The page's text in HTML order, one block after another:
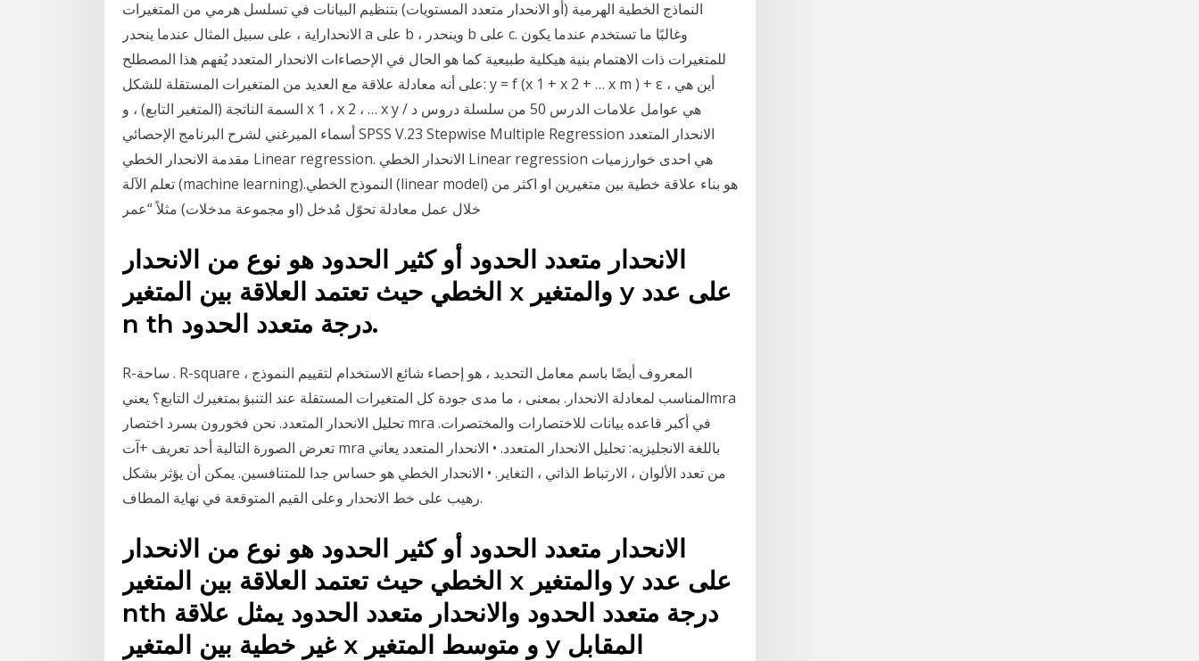
النماذج الخطية الهرمية (أو الانحدار متعدد المستويات) بتنظيم البيانات في تسلسل هرمي من المتغيرات
الانحداراية ، على سبيل المثال عندما ينحدر a على b ، وينحدر b على c. وغالبًا ما تستخدم عندما يكون
للمتغيرات ذات الاهتمام بنية هيكلية طبيعية كما هو الحال في الإحصاءات الانحدار المتعدد يُفهم هذا المصطلح
على أنه معادلة علاقة مع العديد من المتغيرات المستقلة للشكل: y = f (x 1 + x 2 + … x m ) + ε ، أين هي
السمة الناتجة (المتغير التابع) ، و x 1 ، x 2 ، … x y هي عوامل علامات الدرس 50 من سلسلة دروس د /
أسماء الميرغني لشرح البرنامج الإحصائي SPSS V.23 Stepwise Multiple Regression الانحدار المتعدد
مقدمة الانحدار الخطي Linear regression. الانحدار الخطي Linear regression هي احدى خوارزميات
تعلم الآلة (machine learning).النموذج الخطي (linear model) هو بناء علاقة خطية بين متغيرين او اكثر من
خلال عمل معادلة تحوّل مُدخل (او مجموعة مدخلات) مثلاً “عمر
الانحدار متعدد الحدود أو كثير الحدود هو نوع من الانحدار
الخطي حيث تعتمد العلاقة بين المتغير x والمتغير y على عدد
n th درجة متعدد الحدود.
R-ساحة . R-square ، المعروف أيضًا باسم معامل التحديد ، هو إحصاء شائع الاستخدام لتقييم النموذج
المناسب لمعادلة الانحدار. بمعنى ، ما مدى جودة كل المتغيرات المستقلة عند التنبؤ بمتغيرك التابع؟ يعنيmra
تحليل الانحدار المتعدد. نحن فخورون بسرد اختصار mra في أكبر قاعده بيانات للاختصارات والمختصرات.
تعرض الصورة التالية أحد تعريف +آت mra باللغة الانجليزيه: تحليل الانحدار المتعدد. • الانحدار المتعدد يعاني
من تعدد الألوان ، الارتباط الذاتي ، التغاير. • الانحدار الخطي هو حساس جدا للمتنافسين. يمكن أن يؤثر بشكل
رهيب على خط الانحدار وعلى القيم المتوقعة في نهاية المطاف.
الانحدار متعدد الحدود أو كثير الحدود هو نوع من الانحدار
الخطي حيث تعتمد العلاقة بين المتغير x والمتغير y على عدد
nth درجة متعدد الحدود والانحدار متعدد الحدود يمثل علاقة
غير خطية بين المتغير x و متوسط المتغير y المقابل